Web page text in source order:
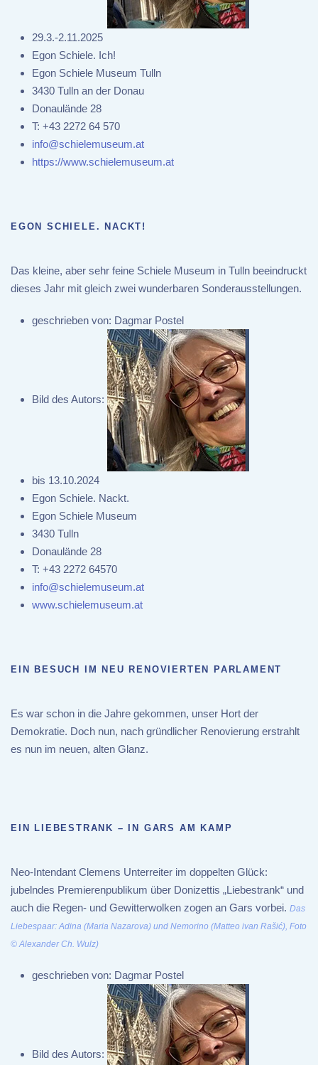
29.3.-2.11.2025
Egon Schiele. Ich!
Egon Schiele Museum Tulln
3430 Tulln an der Donau
Donaulände 28
T: +43 2272 64 570
info@schielemuseum.at
https://www.schielemuseum.at
EGON SCHIELE. NACKT!
Das kleine, aber sehr feine Schiele Museum in Tulln beeindruckt
dieses Jahr mit gleich zwei wunderbaren Sonderausstellungen.
geschrieben von: Dagmar Postel
Bild des Autors:
bis 13.10.2024
Egon Schiele. Nackt.
Egon Schiele Museum
3430 Tulln
Donaulände 28
T: +43 2272 64570
info@schielemuseum.at
www.schielemuseum.at
EIN BESUCH IM NEU RENOVIERTEN PARLAMENT
Es war schon in die Jahre gekommen, unser Hort der
Demokratie. Doch nun, nach gründlicher Renovierung erstrahlt
es nun im neuen, alten Glanz.
EIN LIEBESTRANK – IN GARS AM KAMP
Neo-Intendant Clemens Unterreiter im doppelten Glück:
jubelndes Premierenpublikum über Donizettis „Liebestrank“ und
auch die Regen- und Gewitterwolken zogen an Gars vorbei. Das
Liebespaar: Adina (Maria Nazarova) und Nemorino (Matteo ivan Rašić), Foto
© Alexander Ch. Wulz)
geschrieben von: Dagmar Postel
Bild des Autors: